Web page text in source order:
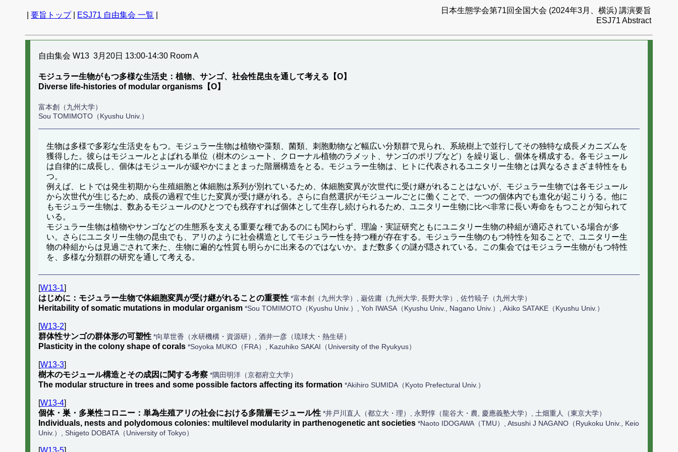
要旨トップ| ESJ71 自由集会 一覧
日本生態学会第71回全国大会 (2024年3月、横浜) 講演要旨
ESJ71 Abstract
自由集会 W13 3月20日 13:00-14:30 Room A
モジュラー生物がもつ多様な生活史：植物、サンゴ、社会性昆虫を通して考える【O】
Diverse life-histories of modular organisms【O】
富本創（九州大学）
Sou TOMIMOTO（Kyushu Univ.）
生物は多様で多彩な生活史をもつ。モジュラー生物は植物や藻類、菌類、刺胞動物など幅広い分類群で見られ、系統樹上で並行してその独特な成長メカニズムを
獲得した。彼らはモジュールとよばれる単位（樹木のシュート、クローナル植物のラメット、サンゴのポリプなど）を繰り返し、個体を構成する。各モジュール
は自律的に成長し、個体はモジュールが緩やかにまとまった階層構造をとる。モジュラー生物は、ヒトに代表されるユニタリー生物とは異なるさまざま特性をも
つ。
例えば、ヒトでは発生初期から生殖細胞と体細胞は系列が別れているため、体細胞変異が次世代に受け継がれることはないが、モジュラー生物では各モジュール
から次世代が生じるため、成長の過程で生じた変異が受け継がれる。さらに自然選択がモジュールごとに働くことで、一つの個体内でも進化が起こりうる。他に
もモジュラー生物は、数あるモジュールのひとつでも残存すれば個体として生存し続けられるため、ユニタリー生物に比べ非常に長い寿命をもつことが知られて
いる。
モジュラー生物は植物やサンゴなどの生態系を支える重要な種であるのにも関わらず、理論・実証研究ともにユニタリー生物の枠組が適応されている場合が多
い。さらにユニタリー生物の昆虫でも、アリのように社会構造としてモジュラー性を持つ種が存在する。モジュラー生物のもつ特性を知ることで、ユニタリー生
物の枠組からは見過ごされて来た、生物に遍的な性質も明らかに出来るのではないか。まだ数多くの謎が隠されている。この集会ではモジュラー生物がもつ特性
を、多様な分類群の研究を通して考える。
[W13-1]
はじめに：モジュラー生物で体細胞変異が受け継がれることの重要性 *富本創（九州大学）, 巌佐庸（九州大学, 長野大学）, 佐竹暁子（九州大学）
Heritability of somatic mutations in modular organism *Sou TOMIMOTO（Kyushu Univ.）, Yoh IWASA（Kyushu Univ., Nagano Univ.）, Akiko SATAKE（Kyushu Univ.）
[W13-2]
群体性サンゴの群体形の可塑性 *向草世香（水研機構・資源研）, 酒井一彦（琉球大・熱生研）
Plasticity in the colony shape of corals *Soyoka MUKO（FRA）, Kazuhiko SAKAI（University of the Ryukyus）
[W13-3]
樹木のモジュール構造とその成因に関する考察 *隅田明洋（京都府立大学）
The modular structure in trees and some possible factors affecting its formation *Akihiro SUMIDA（Kyoto Prefectural Univ.）
[W13-4]
個体・巣・多巣性コロニー：単為生殖アリの社会における多階層モジュール性 *井戸川直人（都立大・理）, 永野惇（龍谷大・農, 慶應義塾大学）, 土畑重人（東京大学）
Individuals, nests and polydomous colonies: multilevel modularity in parthenogenetic ant societies *Naoto IDOGAWA（TMU）, Atsushi J NAGANO（Ryukoku Univ., Keio
Univ.）, Shigeto DOBATA（University of Tokyo）